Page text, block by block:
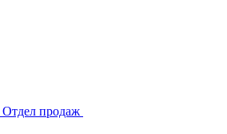
Отдел продаж